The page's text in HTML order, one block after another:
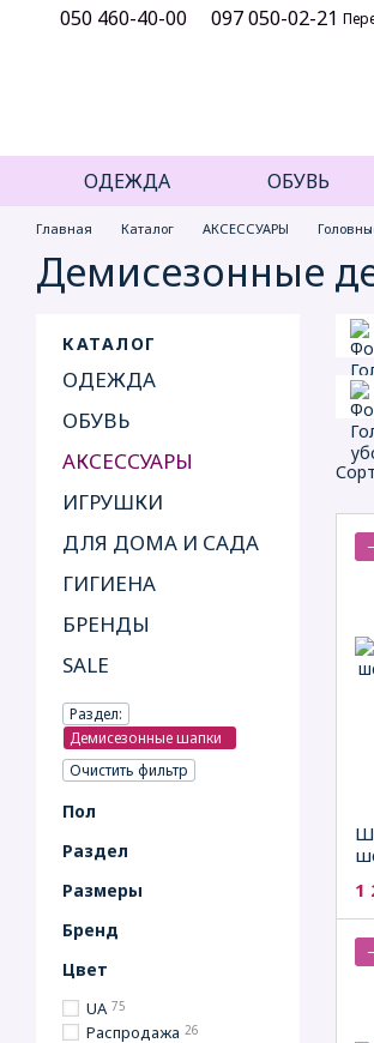
Перейти к основному контенту
050 460-40-00 097 050-02-21
ОДЕЖДА ОБУВЬ
Главная Каталог АКСЕССУАРЫ
Демисезонные
1
КАТАЛОГ
ОДЕЖДА
ОБУВЬ
АКСЕССУАРЫ
ИГРУШКИ
ДЛЯ ДОМА И САДА
ГИГИЕНА
БРЕНДЫ
SALE
Раздел:
Демисезонные шапки
Очистить фильтр
Пол
Раздел
Рaзмеры
Бренд
Цвет
UA 75
Распродажа 26